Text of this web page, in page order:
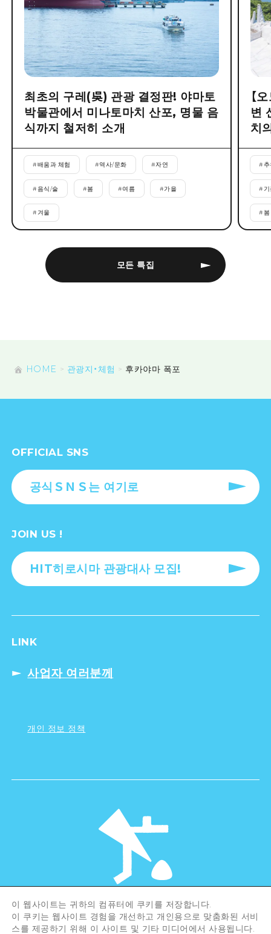
모든 특집
최초의 구레(吳) 관광 결정판! 야마토
박물관에서 미나토마치 산포, 명물 음
식까지 철저히 소개
#배움과 체험 #역사/문화 #자연
#음식/술 #봄 #여름 #가을
# 겨울
【
변
치
#
#
#봄
HOME 관광지・체험 후카야마 폭포
OFFICIAL SNS
공식ＳＮＳ는 여기로
JOIN US !
HIT히로시마 관광대사 모집!
LINK
사업자 여러분께
개인 정보 정책
©Hiroshima Tourism Association /
Hiroshima Prefecture / Hiroshima City .
All rights reserved
이 웹사이트는 귀하의 컴퓨터에 쿠키를 저장합니다.
이 쿠키는 웹사이트 경험을 개선하고 개인용으로 맞춤화된 서비
스를 제공하기 위해 이 사이트 및 기타 미디어에서 사용됩니다.